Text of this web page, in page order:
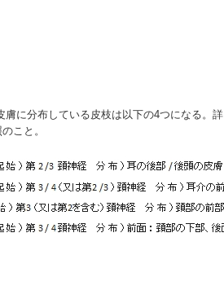
に分布している皮枝は以下の4つになる。
こと。